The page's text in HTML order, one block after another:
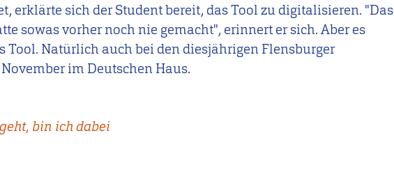
erklärte sich der Student bereit, das Tool zu digitalisieren. "Das
sowas vorher noch nie gemacht", erinnert er sich. Aber es
Tool. Natürlich auch bei den diesjährigen Flensburger
im Deutschen Haus.
bin ich dabei